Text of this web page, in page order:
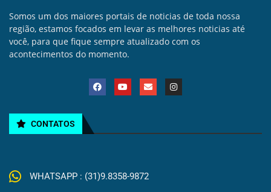
Somos um dos maiores portais de noticias de toda nossa
região, estamos focados em levar as melhores noticias até
você, para que fique sempre atualizado com os
acontecimentos do momento.
CONTATOS
WHATSAPP : (31)9.8358-9872